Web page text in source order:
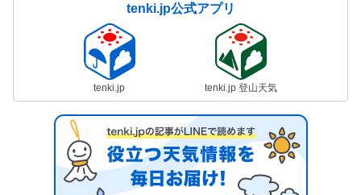
tenki.jp公式アプリ
tenki.jp tenki.jp 登山天気